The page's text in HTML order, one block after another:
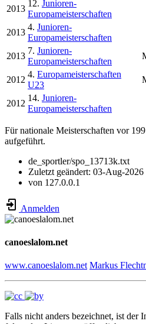
2013
12. Junioren-
Europameisterschaften
2013
4. Junioren-
Europameisterschaften
2013
7. Junioren-
Europameisterschaften
2012
4. Europameisterschaften
U23
2012
14. Junioren-
Europameisterschaften
Für nationale Meisterschaften vor
aufgeführt.
de_sportler/spo_13713k.txt
Zuletzt geändert: 03-Aug-2026
von 127.0.0.1
Anmelden
canoeslalom.net
www.canoeslalom.net Markus
Falls nicht anders bezeichnet, ist der